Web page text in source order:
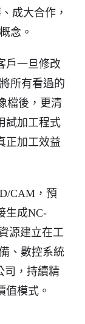
成大合作，
念。
戶一旦修改
所有看過的
檔後，更清
試加工程式
正加工效益
CAM，預
生成NC-
源建立在工
、數控系統
司，持續精
值模式。